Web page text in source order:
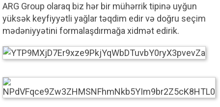
ARG Group olaraq biz hər bir mühərrik tipinə uyğun
yüksək keyfiyyətli yağlar təqdim edir və doğru seçim
mədəniyyətini formalaşdırmağa xidmət edirik.